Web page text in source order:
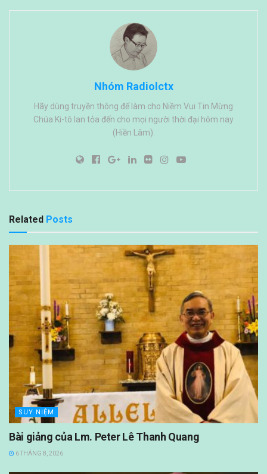
Nhóm Radiolctx
Hãy dùng truyền thông để làm cho Niềm Vui Tin Mừng
Chúa Ki-tô lan tỏa đến cho mọi người thời đại hôm nay
(Hiền Lâm).
Related Posts
SUY NIỆM
Bài giảng của Lm. Peter Lê Thanh Quang
6 THÁNG 8, 2026